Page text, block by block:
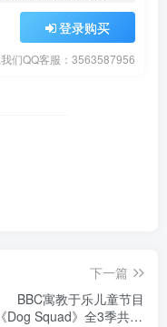
登录购买
们QQ客服：3563587956
下一篇
BBC寓教于乐儿童节目
《Dog Squad》全3季共55